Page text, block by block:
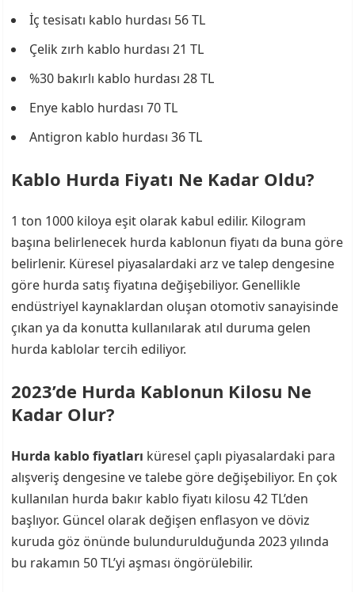
İç tesisatı kablo hurdası 56 TL
Çelik zırh kablo hurdası 21 TL
%30 bakırlı kablo hurdası 28 TL
Enye kablo hurdası 70 TL
Antigron kablo hurdası 36 TL
Kablo Hurda Fiyatı Ne Kadar Oldu?
1 ton 1000 kiloya eşit olarak kabul edilir. Kilogram
başına belirlenecek hurda kablonun fiyatı da buna göre
belirlenir. Küresel piyasalardaki arz ve talep dengesine
göre hurda satış fiyatına değişebiliyor. Genellikle
endüstriyel kaynaklardan oluşan otomotiv sanayisinde
çıkan ya da konutta kullanılarak atıl duruma gelen
hurda kablolar tercih ediliyor.
2023’de Hurda Kablonun Kilosu Ne
Kadar Olur?
Hurda kablo fiyatları küresel çaplı piyasalardaki para
alışveriş dengesine ve talebe göre değişebiliyor. En çok
kullanılan hurda bakır kablo fiyatı kilosu 42 TL’den
başlıyor. Güncel olarak değişen enflasyon ve döviz
kuruda göz önünde bulundurulduğunda 2023 yılında
bu rakamın 50 TL’yi aşması öngörülebilir.